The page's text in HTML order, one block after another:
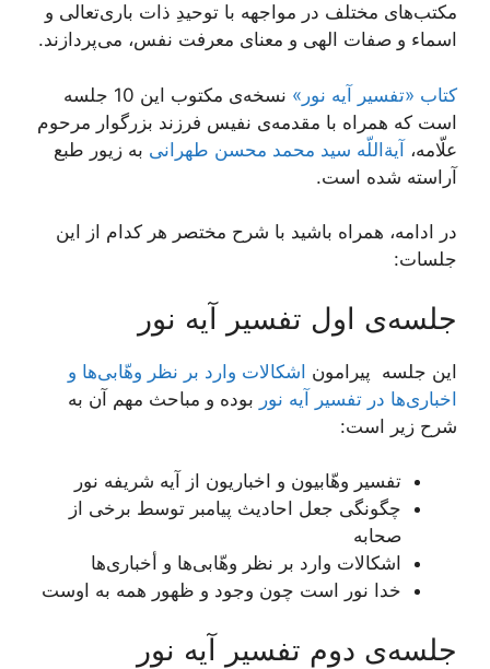
مکتب‌های مختلف در مواجهه با توحیدِ ذات باری‌تعالی و
اسماء و صفات الهی و معنای معرفت نفس، می‌پردازند.
کتاب «تفسیر آیه نور»
نسخه‌ی مکتوب این 10 جلسه
است که همراه با مقدمه‌ی نفیس فرزند بزرگوار مرحوم
علّامه، آیة‌اللّه سید محمد محسن طهرانی به زیور طبع
آراسته شده است.
در ادامه، همراه باشید با شرح مختصر هر کدام از این
جلسات:
جلسه‌ی اول تفسیر آیه نور
این جلسه پیرامون اشکالات وارد بر نظر وهّابی‌ها و
اخباری‌ها در تفسیر آیه نور بوده و مباحث مهم آن به
شرح زیر است:
تفسیر وهّابیون و اخباریون از آیه شریفه نور
چگونگی جعل احادیث پیامبر توسط برخی از
صحابه
اشکالات وارد بر نظر وهّابی‌ها و أخباری‌ها
خدا نور است چون وجود و ظهور همه به اوست
جلسه‌ی دوم تفسیر آیه نور